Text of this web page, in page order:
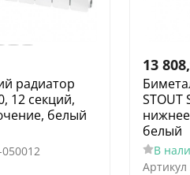
радиатор
12 секций,
белый
050012
13
STOUT
белый
В
Артикул